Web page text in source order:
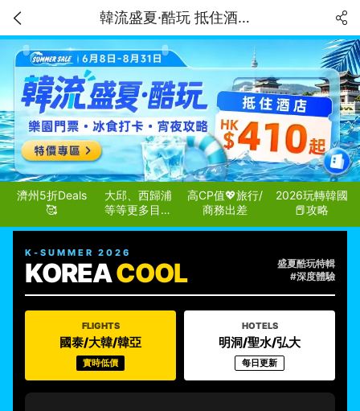
韓流盛夏·酷玩 抵住酒店 HK$410 起！樂園門票 冰食打卡 宵夜攻略
濟州5折Deals
🥰
大邱、西歸浦
等等更多目的
地
高CP值💖旅行/
商務出差
2026玩轉韓國
📕攻略
K-SUMMER 2026
KOREACOOL
盛夏酷玩特輯
#深度體驗
FLIGHTS
國泰/大韓/韓亞
實時低價
HOTELS
明洞/聖水/弘大
每日更新